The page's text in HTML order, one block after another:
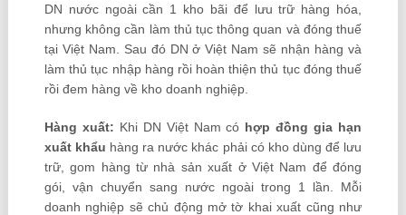
DN nước ngoài cần 1 kho bãi để lưu trữ hàng hóa,
nhưng không cần làm thủ tục thông quan và đóng thuế
tại Việt Nam. Sau đó DN ở Việt Nam sẽ nhận hàng và
làm thủ tục nhập hàng rồi hoàn thiện thủ tục đóng thuế
rồi đem hàng về kho doanh nghiệp.
Hàng xuất: Khi DN Việt Nam có hợp đồng gia hạn
xuất khẩu hàng ra nước khác phải có kho dùng để lưu
trữ, gom hàng từ nhà sản xuất ở Việt Nam để đóng
gói, vận chuyển sang nước ngoài trong 1 lần. Mỗi
doanh nghiệp sẽ chủ động mở tờ khai xuất cũng như